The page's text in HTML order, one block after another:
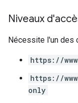
Niveaux
Nécessite l'un des
https://
https://
only